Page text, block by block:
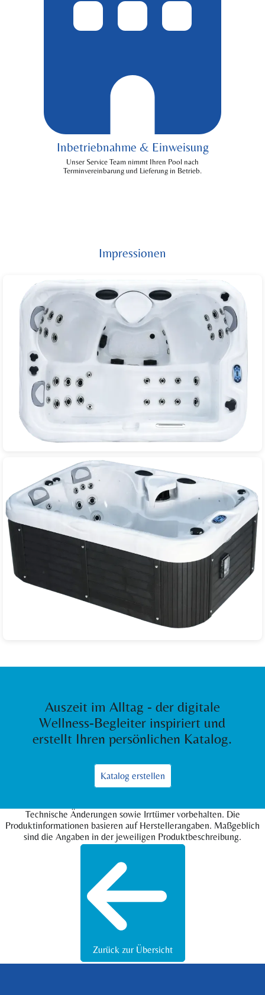
Inbetriebnahme & Einweisung
Unser Service Team nimmt Ihren Pool nach
Terminvereinbarung und Lieferung in Betrieb.
Impressionen
Auszeit im Alltag - der digitale
Wellness-Begleiter inspiriert und
erstellt Ihren persönlichen Katalog.
Katalog erstellen
Technische Änderungen sowie Irrtümer vorbehalten. Die
Produktinformationen basieren auf Herstellerangaben. Maßgeblich
sind die Angaben in der jeweiligen Produktbeschreibung.
Zurück zur Übersicht